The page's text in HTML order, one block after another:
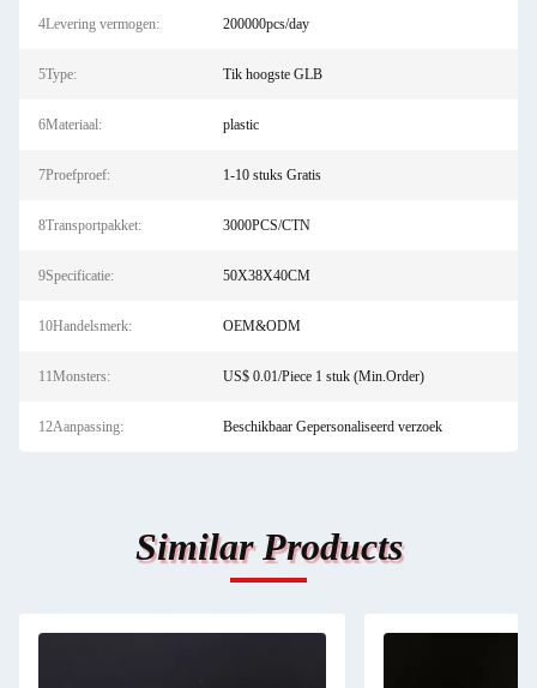
4Levering vermogen: 200000pcs/day
5Type: Tik hoogste GLB
6Materiaal: plastic
7Proefproef: 1-10 stuks Gratis
8Transportpakket: 3000PCS/CTN
9Specificatie: 50X38X40CM
10Handelsmerk: OEM&ODM
11Monsters: US$ 0.01/Piece 1 stuk (Min.Order)
12Aanpassing: Beschikbaar Gepersonaliseerd verzoek
Similar Products